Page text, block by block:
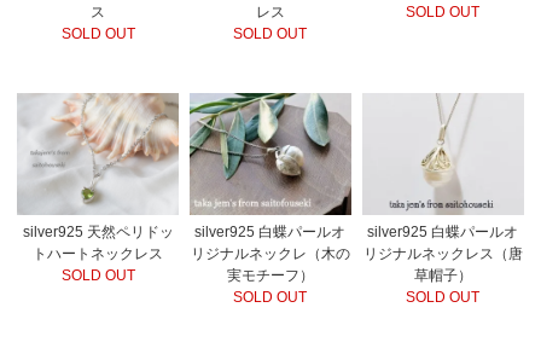
ス
SOLD OUT
レス
SOLD OUT
SOLD OUT
silver925 天然ペリドッ
トハートネックレス
SOLD OUT
silver925 白蝶パールオ
リジナルネックレ（木の
実モチーフ）
SOLD OUT
silver925 白蝶パールオ
リジナルネックレス（唐
草帽子）
SOLD OUT